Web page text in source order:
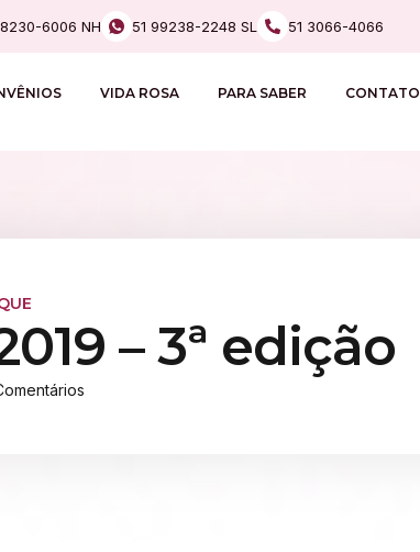
6006 NH 51 99238-2248 SL 51 3066-4066
VIDA ROSA PARA SABER CONTATO
– 3ª edição